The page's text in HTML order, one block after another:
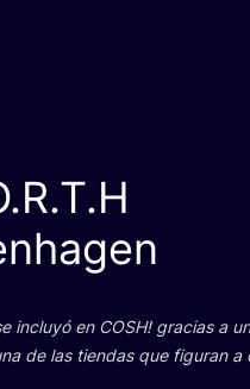
inclu­yó en COSH! gra­cias a
de las tien­das que figu­ran a